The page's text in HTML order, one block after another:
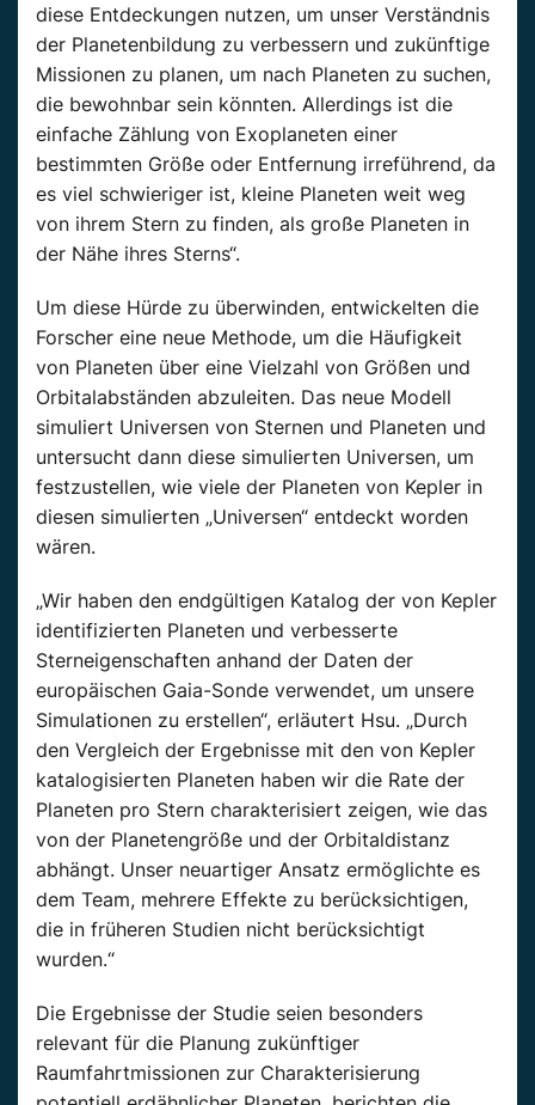
diese Entdeckungen nutzen, um unser Verständnis
der Planetenbildung zu verbessern und zukünftige
Missionen zu planen, um nach Planeten zu suchen,
die bewohnbar sein könnten. Allerdings ist die
einfache Zählung von Exoplaneten einer
bestimmten Größe oder Entfernung irreführend, da
es viel schwieriger ist, kleine Planeten weit weg
von ihrem Stern zu finden, als große Planeten in
der Nähe ihres Sterns“.
Um diese Hürde zu überwinden, entwickelten die
Forscher eine neue Methode, um die Häufigkeit
von Planeten über eine Vielzahl von Größen und
Orbitalabständen abzuleiten. Das neue Modell
simuliert Universen von Sternen und Planeten und
untersucht dann diese simulierten Universen, um
festzustellen, wie viele der Planeten von Kepler in
diesen simulierten „Universen“ entdeckt worden
wären.
„Wir haben den endgültigen Katalog der von Kepler
identifizierten Planeten und verbesserte
Sterneigenschaften anhand der Daten der
europäischen Gaia-Sonde verwendet, um unsere
Simulationen zu erstellen“, erläutert Hsu. „Durch
den Vergleich der Ergebnisse mit den von Kepler
katalogisierten Planeten haben wir die Rate der
Planeten pro Stern charakterisiert zeigen, wie das
von der Planetengröße und der Orbitaldistanz
abhängt. Unser neuartiger Ansatz ermöglichte es
dem Team, mehrere Effekte zu berücksichtigen,
die in früheren Studien nicht berücksichtigt
wurden.“
Die Ergebnisse der Studie seien besonders
relevant für die Planung zukünftiger
Raumfahrtmissionen zur Charakterisierung